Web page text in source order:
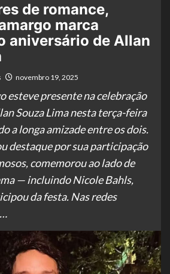
de romance,
marca
aniversário de Allan
novembro 19, 2025
esteve presente na celebração
Souza Lima nesta terça-feira
a longa amizade entre os dois.
destaque por sua participação
comemorou ao lado de
— incluindo Nicole Bahls,
da festa. Nas redes